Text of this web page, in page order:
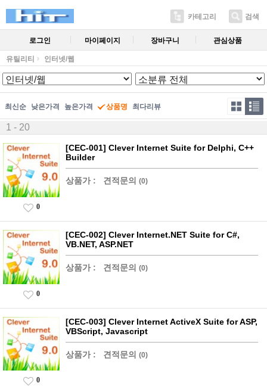
카테고리 검색
로그인 마이페이지 장바구니 관심상품
유틸리티 인터넷/웹
최신순 낮은가격 높은가격 상품명 최다리뷰
1 - 20
[CEC-001] Clever Internet Suite for Delphi, C++
Builder
상품가 : 견적문의 (0)
0
[CEC-002] Clever Internet.NET Suite for C#,
VB.NET, ASP.NET
상품가 : 견적문의 (0)
0
[CEC-003] Clever Internet ActiveX Suite for ASP,
VBScript, Javascript
상품가 : 견적문의 (0)
0